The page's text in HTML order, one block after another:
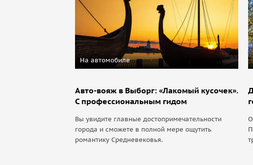
На автомобиле
Авто-вояж в Выборг: «Лакомый кусочек».
С профессиональным гидом
Вы увидите главные достопримечательности
города и сможете в полной мере ощутить
романтику Средневековья.